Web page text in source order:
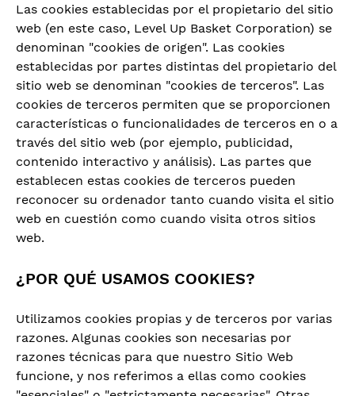
Las cookies establecidas por el propietario del sitio
web (en este caso, Level Up Basket Corporation) se
denominan "cookies de origen". Las cookies
establecidas por partes distintas del propietario del
sitio web se denominan "cookies de terceros". Las
cookies de terceros permiten que se proporcionen
características o funcionalidades de terceros en o a
través del sitio web (por ejemplo, publicidad,
contenido interactivo y análisis). Las partes que
establecen estas cookies de terceros pueden
reconocer su ordenador tanto cuando visita el sitio
web en cuestión como cuando visita otros sitios
web.
¿POR QUÉ USAMOS COOKIES?
Utilizamos cookies propias y de terceros por varias
razones. Algunas cookies son necesarias por
razones técnicas para que nuestro Sitio Web
funcione, y nos referimos a ellas como cookies